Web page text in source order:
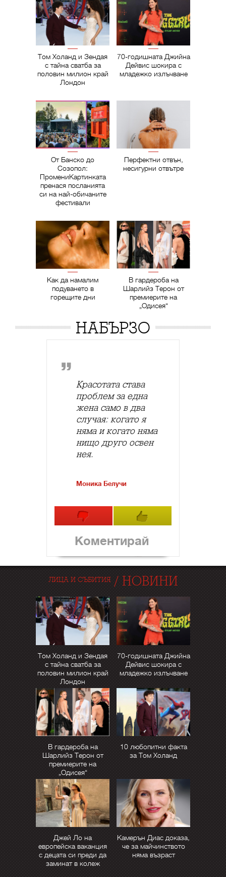
Том Холанд и Зендая
с тайна сватба за
половин милион край
Лондон
70-годишната Джийна
Дейвис шокира с
младежко излъчване
От Банско до
Созопол:
ПромениКартинката
пренася посланията
си на най-обичаните
фестивали
Перфектни отвън,
несигурни отвътре
Как да намалим
подуването в
горещите дни
В гардероба на
Шарлийз Терон от
премиерите на
„Одисея“
НАБЪРЗО
Красотата става
проблем за една
жена само в два
случая: когато я
няма и когато няма
нищо друго освен
нея.
Моника Белучи
Коментирай
ЛИЦА И СЪБИТИЯ/ НОВИНИ
Том Холанд и Зендая
с тайна сватба за
половин милион край
Лондон
70-годишната Джийна
Дейвис шокира с
младежко излъчване
В гардероба на
Шарлийз Терон от
премиерите на
„Одисея“
10 любопитни факта
за Том Холанд
Джей Ло на
европейска ваканция
с децата си преди да
заминат в колеж
Камерън Диас доказа,
че за майчинството
няма възраст